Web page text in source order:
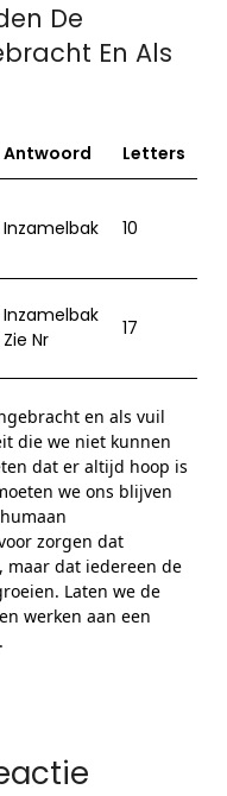
De
En Als
Antwoord Letters
Inzamelbak 10
Inzamelbak
Zie Nr
17
en als vuil
die we niet kunnen
dat er altijd hoop is
we ons blijven
zorgen dat
dat iedereen de
Laten we de
werken aan een